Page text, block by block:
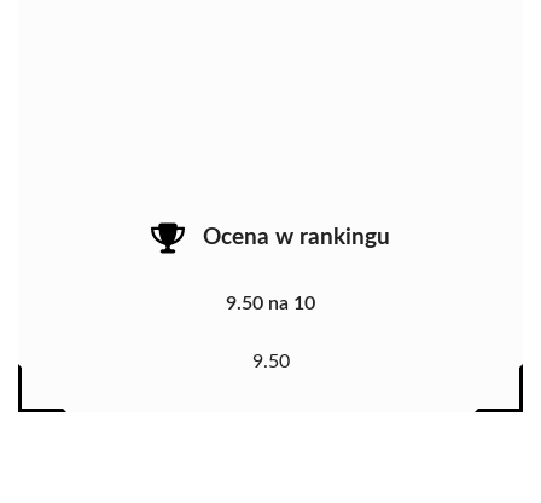
Ocena w rankingu
9.50 na 10
9.50